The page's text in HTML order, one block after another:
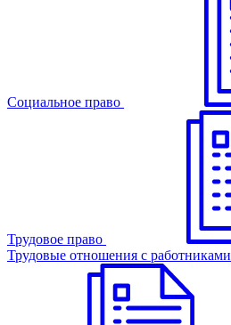
Cоциальное право
Трудовое право
Трудовые отношения с работниками